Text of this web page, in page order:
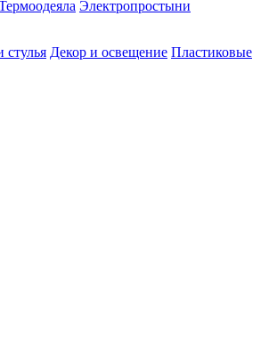
Электропростыни
стулья Декор и освещение Пластиковые